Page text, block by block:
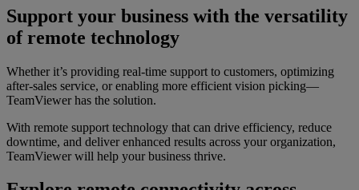
Support your business with the versatility
of remote technology
Whether it’s providing real-time support to customers, optimizing
after-sales service, or enabling more efficient vision picking—
TeamViewer has the solution.
With remote support technology that can drive efficiency, reduce
downtime, and deliver enhanced results across your organization,
TeamViewer will help your business thrive.